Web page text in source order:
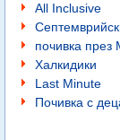
All Inclusive
почивка през
Халкидики
Last Minute
Почивка с